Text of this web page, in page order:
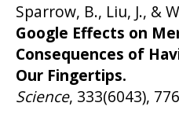
Sparrow, B., Liu, J., &
Google Effects on
Consequences of
Our Fingertips.
Science, 333(6043),